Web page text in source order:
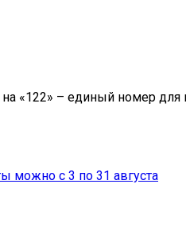
«122» – единый номер для
можно с 3 по 31 августа